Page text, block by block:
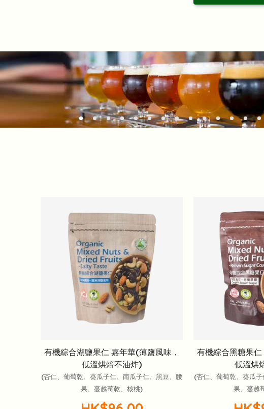
有機綜合湖鹽果仁 嘉年華(薄鹽風味，
低溫烘焙不油炸)
(杏仁、葡萄乾、葵瓜子仁、南瓜子仁、黑豆、腰
果、蔓越莓乾、核桃)
有機綜合黑糖果仁
低溫烘
(杏仁、葡萄乾、葵瓜
果、蔓越